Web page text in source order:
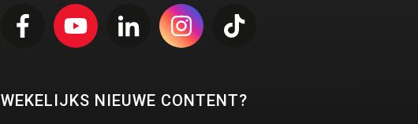
WEKELIJKS NIEUWE CONTENT?